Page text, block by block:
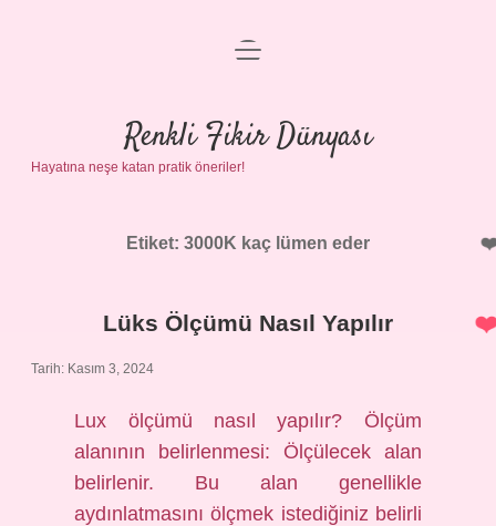
Anasayfa
Gizlilik Politikası
Yasal Uyarı
menüyü
Renkli Fikir Dünyası
Hayatına neşe katan pratik öneriler!
Etiket: 3000K kaç lümen eder
Lüks Ölçümü Nasıl Yapılır
Tarih: Kasım 3, 2024
Lux ölçümü nasıl yapılır? Ölçüm
alanının belirlenmesi: Ölçülecek alan
belirlenir. Bu alan genellikle
aydınlatmasını ölçmek istediğiniz belirli